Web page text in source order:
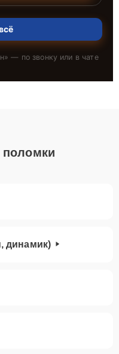
» — по звонку или в чате
динамик)